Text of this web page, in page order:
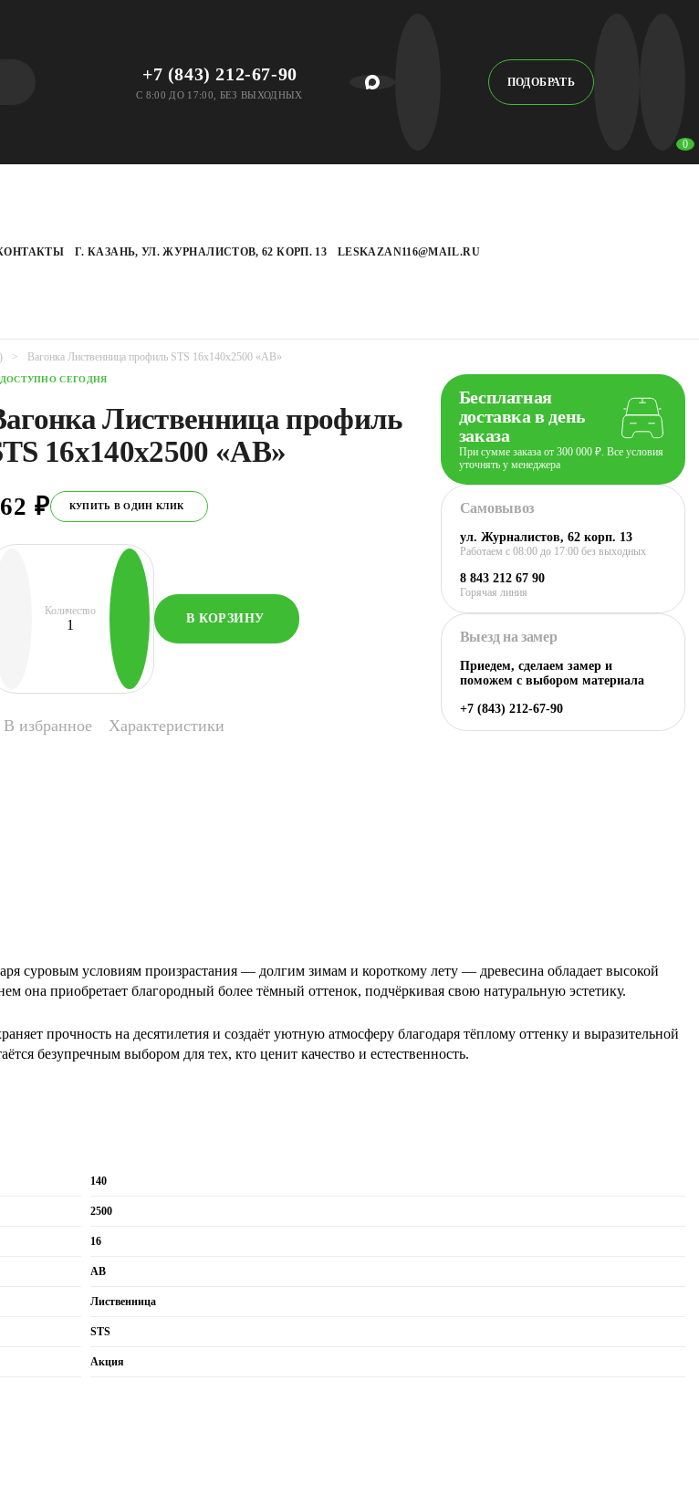
+7 (843) 212-67-90
С 8:00 ДО 17:00, БЕЗ ВЫХОДНЫХ
ПОДОБРАТЬ
0
Г. КАЗАНЬ, УЛ. ЖУРНАЛИСТОВ, 62 КОРП. 13 LESKAZAN116@MAIL.RU
Вагонка Лиственница профиль STS 16х140х2500 «АВ»
ДОСТУПНО СЕГОДНЯ
Лиственница профиль
16х140х2500 «АВ»
₽ КУПИТЬ В ОДИН КЛИК
Количество
Количество
STS
«АВ»
В КОРЗИНУ
В избранное Характеристики
Бесплатная
доставка в день
заказа
При сумме заказа от 300 000 ₽. Все условия
уточнять у менеджера
Самовывоз
ул. Журналистов, 62 корп. 13
Работаем c 08:00 до 17:00 без выходных
8 843 212 67 90
Горячая линия
Выезд на замер
Приедем, сделаем замер и
поможем с выбором материала
+7 (843) 212-67-90
суровым условиям произрастания — долгим зимам и короткому лету — древесина обладает высокой
она приобретает благородный более тёмный оттенок, подчёркивая свою натуральную эстетику.
прочность на десятилетия и создаёт уютную атмосферу благодаря тёплому оттенку и выразительной
безупречным выбором для тех, кто ценит качество и естественность.
140
2500
16
АВ
Лиственница
STS
Акция